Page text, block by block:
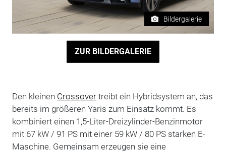
Bildergalerie
ZUR BILDERGALERIE
Den kleinen Crossovertreibt ein Hybridsystem an, das
bereits im größeren Yaris zum Einsatz kommt. Es
kombiniert einen 1,5-Liter-Dreizylinder-Benzinmotor
mit 67 kW / 91 PS mit einer 59 kW / 80 PS starken E-
Maschine. Gemeinsam erzeugen sie eine